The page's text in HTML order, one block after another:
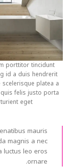
porttitor tincidunt
id a duis hendrerit
platea a
felis justo porta
eget
mauris
magnis a nec
luctus leo eros
ornare.